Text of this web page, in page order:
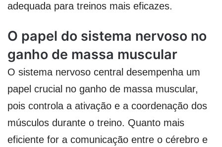
adequada para treinos mais eficazes.
O papel do sistema nervoso no
ganho de massa muscular
O sistema nervoso central desempenha um
papel crucial no ganho de massa muscular,
pois controla a ativação e a coordenação dos
músculos durante o treino. Quanto mais
eficiente for a comunicação entre o cérebro e